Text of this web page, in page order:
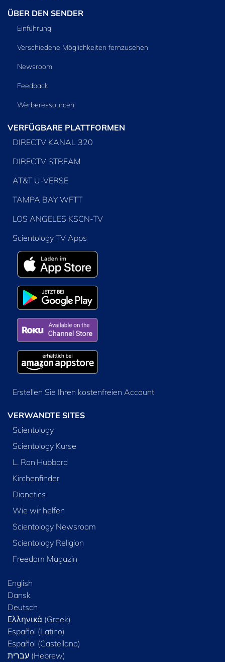
ÜBER DEN SENDER
Einführung
Verschiedene Möglichkeiten fernzusehen
Newsroom
Feedback
Werberessourcen
VERFÜGBARE PLATTFORMEN
DIRECTV KANAL 320
DIRECTV STREAM
AT&T U-VERSE
TAMPA BAY WFTT
LOS ANGELES KSCN-TV
Scientology TV Apps
Erstellen Sie Ihren kostenfreien Account
VERWANDTE SITES
Scientology
Scientology Kurse
L. Ron Hubbard
Kirchenfinder
Dianetics
Wie wir helfen
Scientology Newsroom
Scientology Religion
Freedom Magazin
English
Dansk
Deutsch
Ελληνικά (Greek)
Español (Latino)
Español (Castellano)